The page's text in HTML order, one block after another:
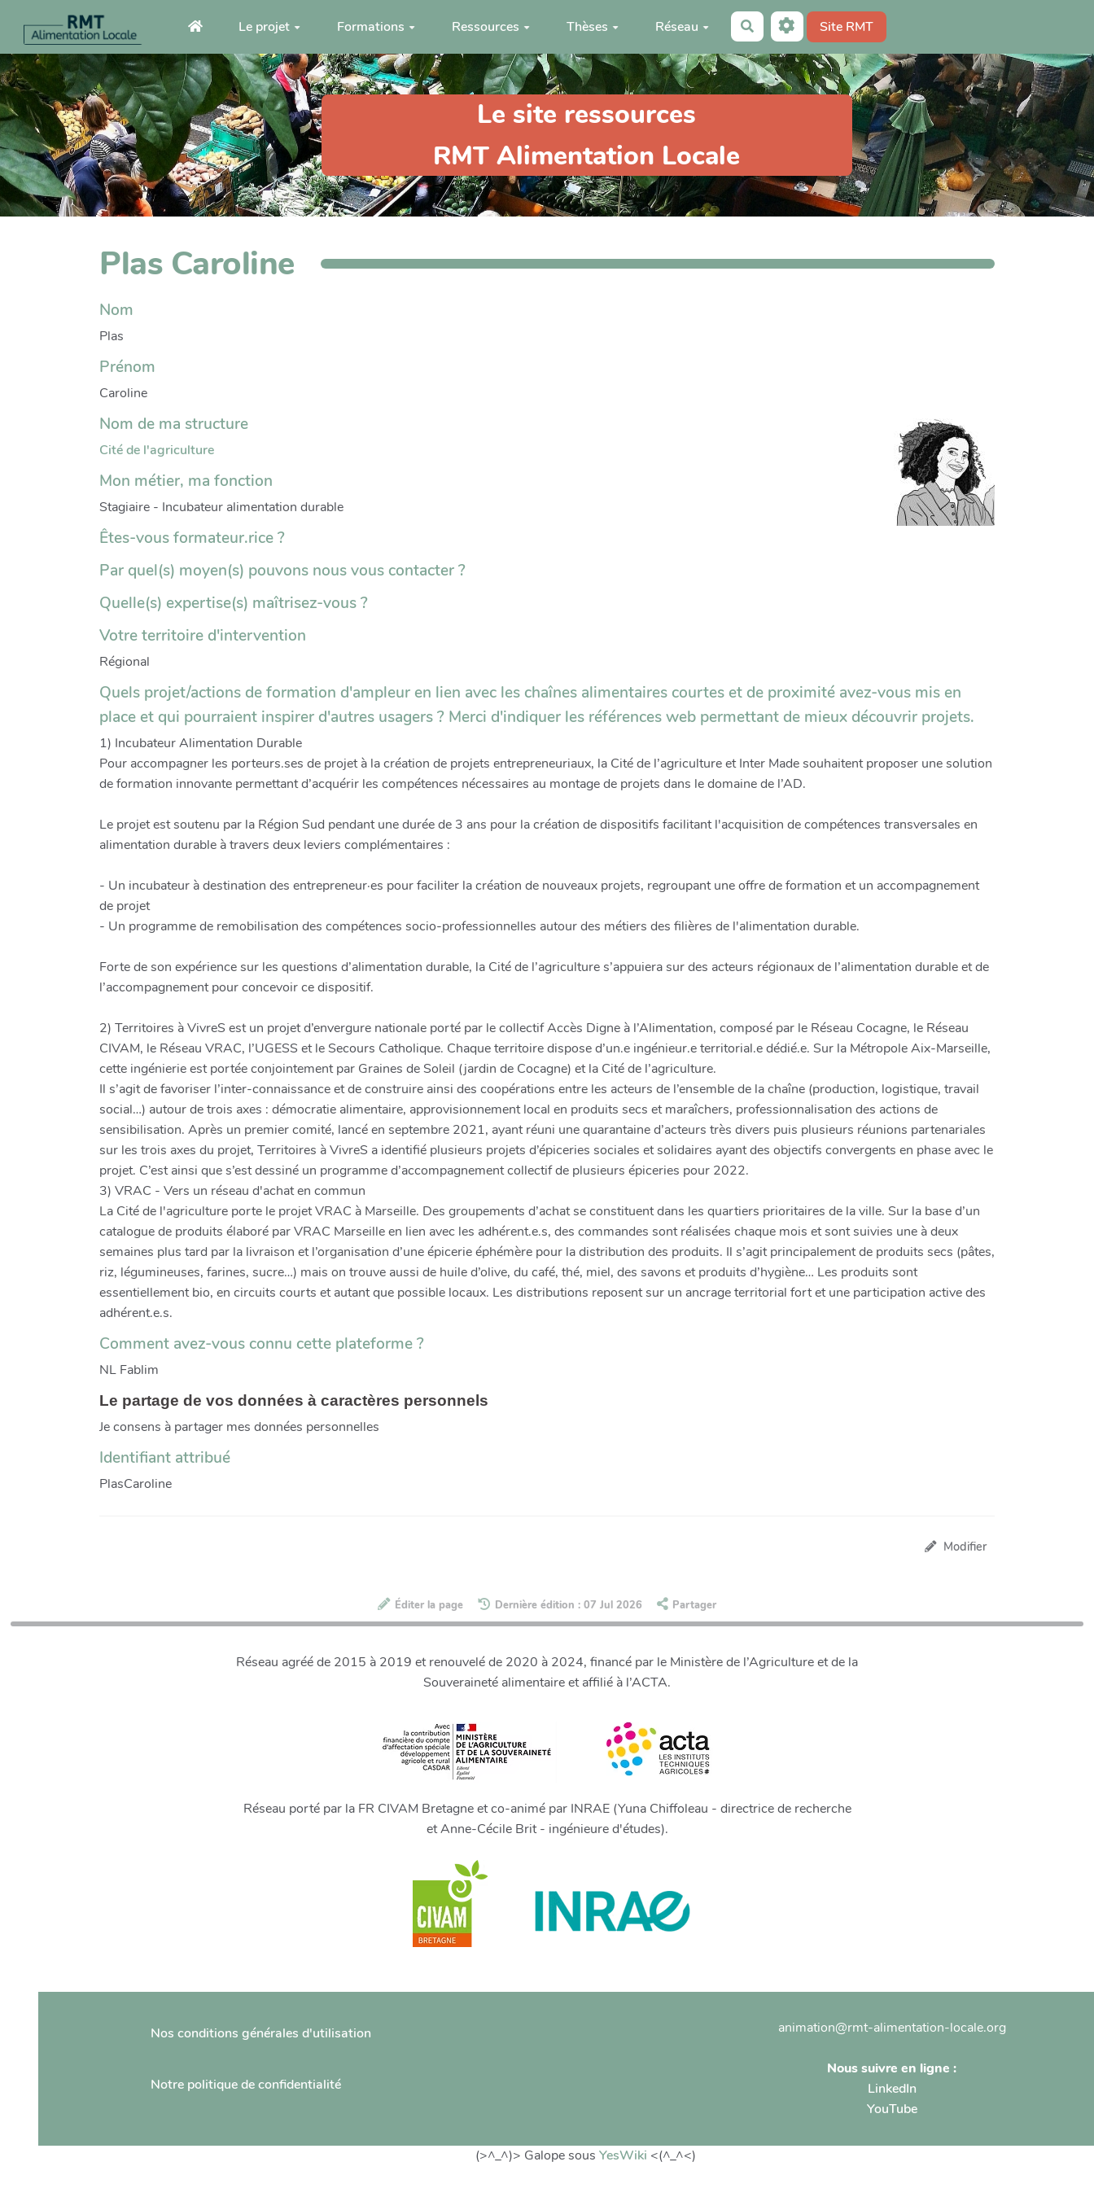
Aller au contenu principal Le projet Formations Ressources Thèses Réseau Rechercher Site RMT
Le site ressources
RMT Alimentation Locale
Plas Caroline
Nom
Plas
Prénom
Caroline
Nom de ma structure
Cité de l'agriculture
Mon métier, ma fonction
Stagiaire - Incubateur alimentation durable
Êtes-vous formateur.rice ?
Par quel(s) moyen(s) pouvons nous vous contacter ?
Quelle(s) expertise(s) maîtrisez-vous ?
Votre territoire d'intervention
Régional
Quels projet/actions de formation d'ampleur en lien avec les chaînes alimentaires courtes et de proximité avez-vous mis en
place et qui pourraient inspirer d'autres usagers ? Merci d'indiquer les références web permettant de mieux découvrir projets.
1) Incubateur Alimentation Durable
Pour accompagner les porteurs.ses de projet à la création de projets entrepreneuriaux, la Cité de l’agriculture et Inter Made souhaitent proposer une solution
de formation innovante permettant d’acquérir les compétences nécessaires au montage de projets dans le domaine de l’AD.
Le projet est soutenu par la Région Sud pendant une durée de 3 ans pour la création de dispositifs facilitant l'acquisition de compétences transversales en
alimentation durable à travers deux leviers complémentaires :
- Un incubateur à destination des entrepreneur·es pour faciliter la création de nouveaux projets, regroupant une offre de formation et un accompagnement
de projet
- Un programme de remobilisation des compétences socio-professionnelles autour des métiers des filières de l'alimentation durable.
Forte de son expérience sur les questions d’alimentation durable, la Cité de l’agriculture s’appuiera sur des acteurs régionaux de l’alimentation durable et de
l’accompagnement pour concevoir ce dispositif.
2) Territoires à VivreS est un projet d’envergure nationale porté par le collectif Accès Digne à l’Alimentation, composé par le Réseau Cocagne, le Réseau
CIVAM, le Réseau VRAC, l’UGESS et le Secours Catholique. Chaque territoire dispose d’un.e ingénieur.e territorial.e dédié.e. Sur la Métropole Aix-Marseille,
cette ingénierie est portée conjointement par Graines de Soleil (jardin de Cocagne) et la Cité de l’agriculture.
Il s’agit de favoriser l’inter-connaissance et de construire ainsi des coopérations entre les acteurs de l’ensemble de la chaîne (production, logistique, travail
social…) autour de trois axes : démocratie alimentaire, approvisionnement local en produits secs et maraîchers, professionnalisation des actions de
sensibilisation. Après un premier comité, lancé en septembre 2021, ayant réuni une quarantaine d’acteurs très divers puis plusieurs réunions partenariales
sur les trois axes du projet, Territoires à VivreS a identifié plusieurs projets d’épiceries sociales et solidaires ayant des objectifs convergents en phase avec le
projet. C’est ainsi que s’est dessiné un programme d’accompagnement collectif de plusieurs épiceries pour 2022.
3) VRAC - Vers un réseau d'achat en commun
La Cité de l'agriculture porte le projet VRAC à Marseille. Des groupements d’achat se constituent dans les quartiers prioritaires de la ville. Sur la base d’un
catalogue de produits élaboré par VRAC Marseille en lien avec les adhérent.e.s, des commandes sont réalisées chaque mois et sont suivies une à deux
semaines plus tard par la livraison et l’organisation d’une épicerie éphémère pour la distribution des produits. Il s’agit principalement de produits secs (pâtes,
riz, légumineuses, farines, sucre…) mais on trouve aussi de huile d’olive, du café, thé, miel, des savons et produits d’hygiène… Les produits sont
essentiellement bio, en circuits courts et autant que possible locaux. Les distributions reposent sur un ancrage territorial fort et une participation active des
adhérent.e.s.
Comment avez-vous connu cette plateforme ?
NL Fablim
Le partage de vos données à caractères personnels
Je consens à partager mes données personnelles
Identifiant attribué
PlasCaroline
Modifier
Éditer la page Dernière édition : 07 Jul 2026 Partager
Réseau agréé de 2015 à 2019 et renouvelé de 2020 à 2024, financé par le Ministère de l’Agriculture et de la
Souveraineté alimentaire et affilié à l’ACTA.
Réseau porté par la FR CIVAM Bretagne et co-animé par INRAE (Yuna Chiffoleau - directrice de recherche
et Anne-Cécile Brit - ingénieure d'études).
Nos conditions générales d'utilisation
Notre politique de confidentialité
animation@rmt-alimentation-locale.org
Nous suivre en ligne :
LinkedIn
YouTube
(>^_^)> Galope sous YesWiki <(^_^<)